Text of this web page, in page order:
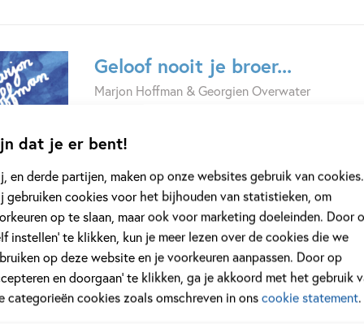
dat je er bent!
en derde partijen, maken op onze websites gebruik van cookies.
gebruiken cookies voor het bijhouden van statistieken, om
op te slaan, maar ook voor marketing doeleinden. Door
instellen’ te klikken, kun je meer lezen over de cookies die we
op deze website en je voorkeuren aanpassen. Door op
en doorgaan’ te klikken, ga je akkoord met het gebruik
categorieën cookies zoals omschreven in onscookie statement.
Deel 17
Deel 17
Geloof nooit je broer...
Marjon Hoffman & Georgien Overwater
ruilactie? Geen probleem, dan ‘steel’ je je fiets
Ontdek snel hoe dit Floor-avontuur (en nog veel
afloopt in Floor breekt de regels.
Bekijk dit boek Bestellen